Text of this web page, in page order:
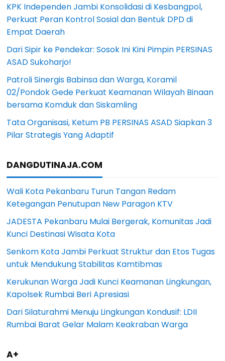
KPK Independen Jambi Konsolidasi di Kesbangpol,
Perkuat Peran Kontrol Sosial dan Bentuk DPD di
Empat Daerah
Dari Sipir ke Pendekar: Sosok Ini Kini Pimpin PERSINAS
ASAD Sukoharjo!
Patroli Sinergis Babinsa dan Warga, Koramil
02/Pondok Gede Perkuat Keamanan Wilayah Binaan
bersama Komduk dan Siskamling
Tata Organisasi, Ketum PB PERSINAS ASAD Siapkan 3
Pilar Strategis Yang Adaptif
DANGDUTINAJA.COM
Wali Kota Pekanbaru Turun Tangan Redam
Ketegangan Penutupan New Paragon KTV
JADESTA Pekanbaru Mulai Bergerak, Komunitas Jadi
Kunci Destinasi Wisata Kota
Senkom Kota Jambi Perkuat Struktur dan Etos Tugas
untuk Mendukung Stabilitas Kamtibmas
Kerukunan Warga Jadi Kunci Keamanan Lingkungan,
Kapolsek Rumbai Beri Apresiasi
Dari Silaturahmi Menuju Lingkungan Kondusif: LDII
Rumbai Barat Gelar Malam Keakraban Warga
A+